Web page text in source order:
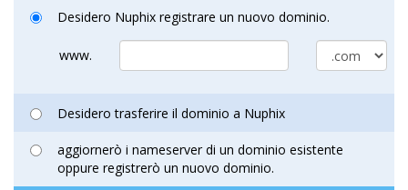
Desidero Nuphix registrare un nuovo dominio.
www.
Desidero trasferire il dominio a Nuphix
aggiornerò i nameserver di un dominio esistente
oppure registrerò un nuovo dominio.